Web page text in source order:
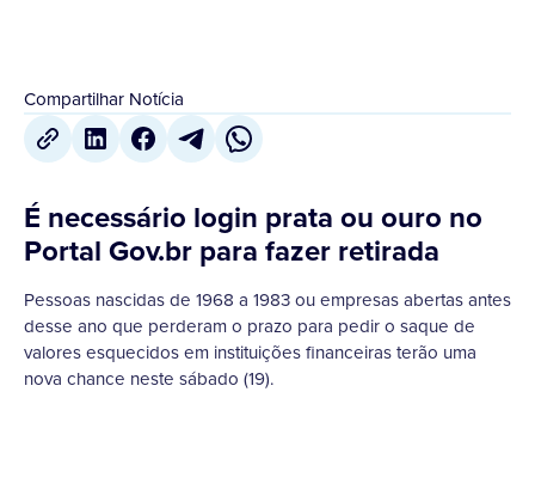
Compartilhar Notícia
É necessário login prata ou ouro no
Portal Gov.br para fazer retirada
Pessoas nascidas de 1968 a 1983 ou empresas abertas antes
desse ano que perderam o prazo para pedir o saque de
valores esquecidos em instituições financeiras terão uma
nova chance neste sábado (19).